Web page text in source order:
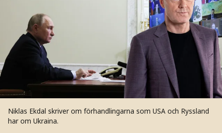
Niklas Ekdal skriver om förhandlingarna som USA och Ryssland
har om Ukraina.